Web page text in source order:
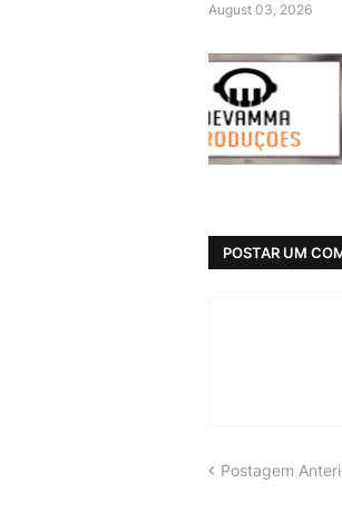
August 03, 2026
POSTAR UM
Postagem